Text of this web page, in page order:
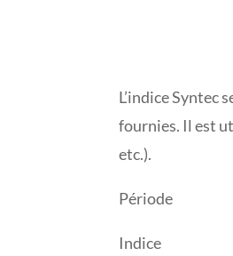
L’indice Syntec
fournies. Il est
etc.).
Période
Indice